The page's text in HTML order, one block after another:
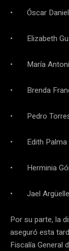
• Óscar Daniel
• Elizabeth
• María
• Brenda
• Pedro
• Edith Palma
• Herminia
• Jael
Por su parte, la
aseguró esta
Fiscalía General